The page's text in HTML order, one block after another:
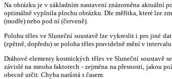
Na obrázku je v základním nastavení znázorněna
optimálně vyplnila plochu obrázku. Dle měřítka, které lze
(modře) nebo pod ní (červeně).
Polohu těles ve Sluneční soustavě lze vykreslit i pro jiné
(zpětně, dopředu) se poloha těles pravidelně mění v
Dráhové elementy kosmických těles ve Sluneční soustavě
závislé na mnoha faktorech - zejména na přesnosti, jakou
obecně určit. Chyba narůstá s časem.